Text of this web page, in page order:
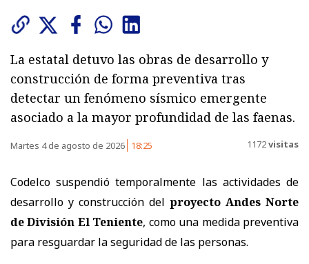
La estatal detuvo las obras de desarrollo y
construcción de forma preventiva tras
detectar un fenómeno sísmico emergente
asociado a la mayor profundidad de las faenas.
Martes 4 de agosto de 2026 18:25 1172visitas
Codelco suspendió temporalmente las actividades de
desarrollo y construcción del proyecto Andes Norte
de División El Teniente, como una medida preventiva
para resguardar la seguridad de las personas.